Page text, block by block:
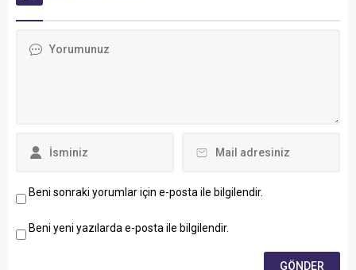
Beni sonraki yorumlar için e-posta ile bilgilendir.
Beni yeni yazılarda e-posta ile bilgilendir.